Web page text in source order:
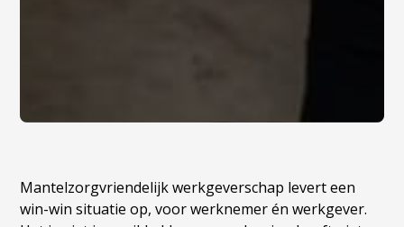
Mantelzorgvriendelijk werkgeverschap levert een
win-win situatie op, voor werknemer én werkgever.